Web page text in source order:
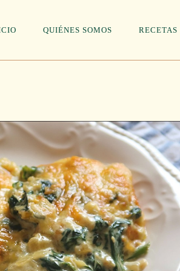
QUIÉNES SOMOS RECETAS